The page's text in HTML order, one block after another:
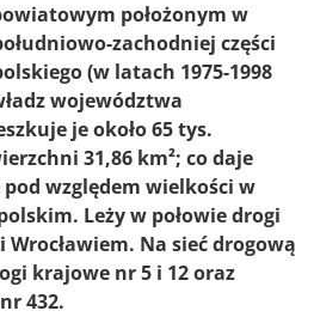
położonym w
zachodniej części
(w latach 1975-1998
województwa
je około 65 tys.
31,86 km²; co daje
względem wielkości w
Leży w połowie drogi
Na sieć drogową
krajowe nr 5 i 12 oraz
432.